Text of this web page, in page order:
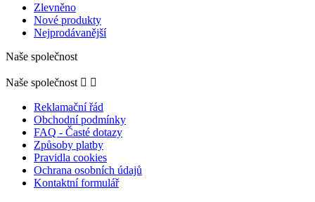
Zlevněno
Nové produkty
Nejprodávanější
Naše společnost
Naše společnost  
Reklamační řád
Obchodní podmínky
FAQ - Časté dotazy
Způsoby platby
Pravidla cookies
Ochrana osobních údajů
Kontaktní formulář